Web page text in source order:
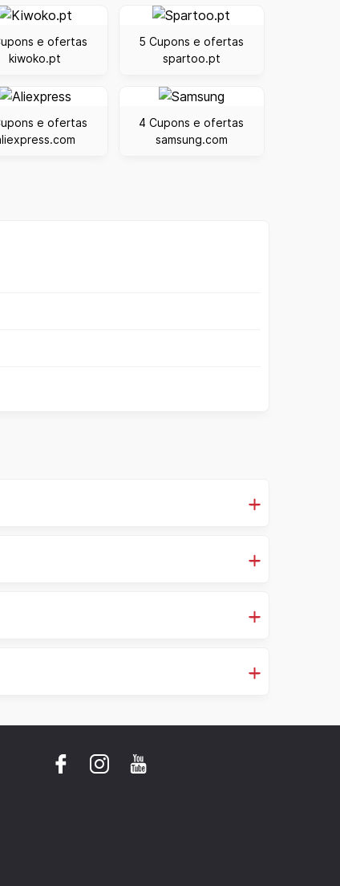
e ofertas
kiwoko.pt
5 Cupons e ofertas
spartoo.pt
e ofertas
4 Cupons e ofertas
samsung.com